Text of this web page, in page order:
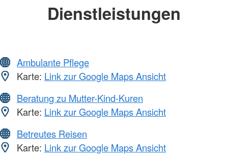
Dienstleistungen
Ambulante Pflege
Karte: Link zur Google Maps Ansicht
Beratung zu Mutter-Kind-Kuren
Karte: Link zur Google Maps Ansicht
Betreutes Reisen
Karte: Link zur Google Maps Ansicht